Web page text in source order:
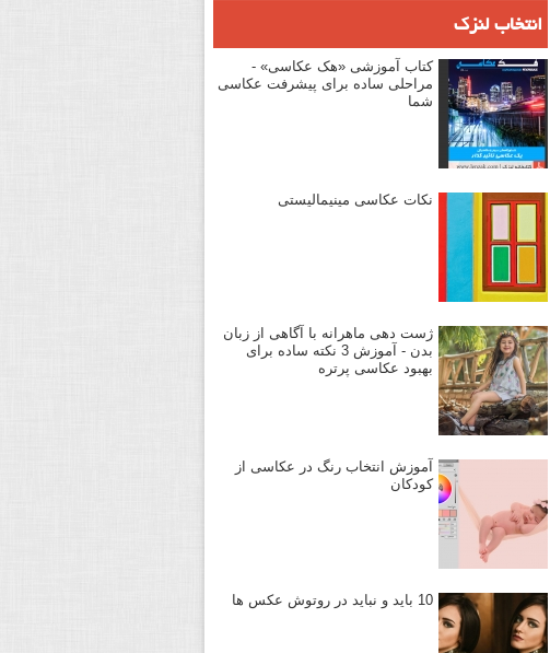
انتخاب لنزک
کتاب آموزشی «هک عکاسی» -
مراحلی ساده برای پیشرفت عکاسی
شما
نکات عکاسی مینیمالیستی
ژست دهی ماهرانه با آگاهی از زبان
بدن - آموزش 3 نکته ساده برای
بهبود عکاسی پرتره
آموزش انتخاب رنگ در عکاسی از
کودکان
10 باید و نباید در روتوش عکس ها